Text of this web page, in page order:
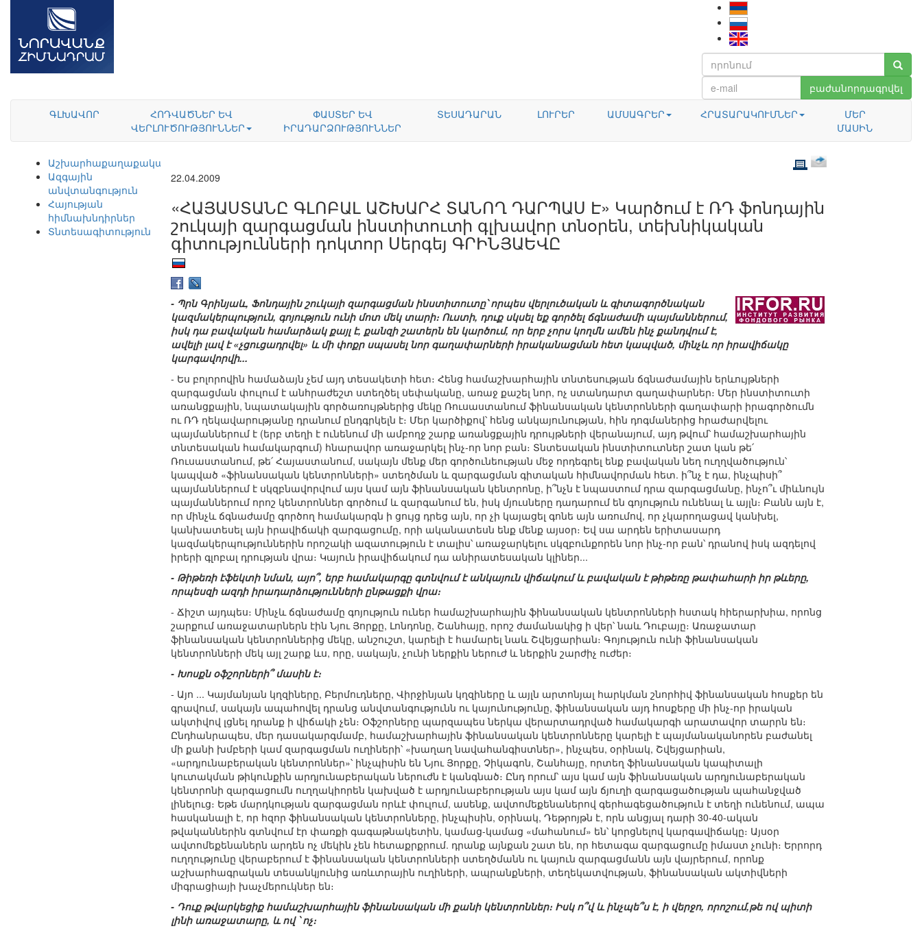
բաժանորդագրվել
ԳԼԽԱՎՈՐ
ՀՈԴՎԱԾՆԵՐ ԵՎ
ՎԵՐԼՈՒԾՈՒԹՅՈՒՆՆԵՐ
ՓԱՍՏԵՐ ԵՎ
ԻՐԱԴԱՐՁՈՒԹՅՈՒՆՆԵՐ
ՏԵՍԱԴԱՐԱՆ ԼՈՒՐԵՐ ԱՄՍԱԳՐԵՐ ՀՐԱՏԱՐԱԿՈՒՄՆԵՐ
ՄԵՐ
ՄԱՍԻՆ
Աշխարհաքաղաքականություն
Ազգային
անվտանգություն
Հայության
հիմնախնդիրներ
Տնտեսագիտություն
22.04.2009
«ՀԱՅԱՍՏԱՆԸ ԳԼՈԲԱԼ ԱՇԽԱՐՀ ՏԱՆՈՂ ԴԱՐՊԱՍ Է» Կարծում է ՌԴ ֆոնդային
շուկայի զարգացման ինստիտուտի գլխավոր տնօրեն, տեխնիկական
գիտությունների դոկտոր Սերգեյ ԳՐԻՆՅԱԵՎԸ
- Պրն Գրինյաև, Ֆոնդային շուկայի զարգացման ինստիտուտը՝ որպես վերլուծական և գիտագործնական
կազմակերպություն, գոյություն ունի մոտ մեկ տարի։ Ուստի, դուք սկսել եք գործել ճգնաժամի պայմաններում,
իսկ դա բավական համարձակ քայլ է, քանզի շատերն են կարծում, որ երբ չորս կողմն ամեն ինչ քանդվում է,
ավելի լավ է «չցուցադրվել» և մի փոքր սպասել նոր գաղափարների իրականացման հետ կապված, մինչև որ իրավիճակը
կարգավորվի...
- Ես բոլորովին համաձայն չեմ այդ տեսակետի հետ։ Հենց համաշխարհային տնտեսության ճգնաժամային երևույթների
զարգացման փուլում է անհրաժեշտ ստեղծել սեփականը, առաջ քաշել նոր, ոչ ստանդարտ գաղափարներ։ Մեր ինստիտուտի
առանցքային, նպատակային գործառույթներից մեկը Ռուսաստանում ֆինանսական կենտրոնների գաղափարի իրագործումն
ու ՌԴ ղեկավարությանը դրանում ընդգրկելն է։ Մեր կարծիքով՝ հենց անկայունության, հին դոգմաներից հրաժարվելու
պայմաններում է (երբ տեղի է ունենում մի ամբողջ շարք առանցքային դրույթների վերանայում, այդ թվում՝ համաշխարհային
տնտեսական համակարգում) հնարավոր առաջարկել ինչ-որ նոր բան։ Տնտեսական ինստիտուտներ շատ կան թե՛
Ռուսաստանում, թե՛ Հայաստանում, սակայն մենք մեր գործունեության մեջ որդեգրել ենք բավական նեղ ուղղվածություն՝
կապված «ֆինանսական կենտրոնների» ստեղծման և զարգացման գիտական հիմնավորման հետ. ի՞նչ է դա, ինչպիսի՞
պայմաններում է սկզբնավորվում այս կամ այն ֆինանսական կենտրոնը, ի՞նչն է նպաստում դրա զարգացմանը, ինչո՞ւ միևնույն
պայմաններում որոշ կենտրոններ գործում և զարգանում են, իսկ մյուսները դադարում են գոյություն ունենալ և այլն։ Բանն այն է,
որ մինչև ճգնաժամը գործող համակարգն ի ցույց դրեց այն, որ չի կայացել գոնե այն առումով, որ չկարողացավ կանխել,
կանխատեսել այն իրավիճակի զարգացումը, որի ականատեսն ենք մենք այսօր։ Եվ սա արդեն երիտասարդ
կազմակերպություններին որոշակի ազատություն է տալիս՝ առաջարկելու սկզբունքորեն նոր ինչ-որ բան՝ դրանով իսկ ազդելով
իրերի գլոբալ դրության վրա։ Կայուն իրավիճակում դա անիրատեսական կլիներ...
- Թիթեռի էֆեկտի նման, այո՞, երբ համակարգը գտնվում է անկայուն վիճակում և բավական է թիթեռը թափահարի իր թևերը,
որպեսզի ազդի իրադարձությունների ընթացքի վրա։
- Ճիշտ այդպես։ Մինչև ճգնաժամը գոյություն ուներ համաշխարհային ֆինանսական կենտրոնների հստակ հիերարխիա, որոնց
շարքում առաջատարներն էին Նյու Յորքը, Լոնդոնը, Շանհայը, որոշ ժամանակից ի վեր՝ նաև Դուբայը։ Առաջատար
ֆինանսական կենտրոններից մեկը, անշուշտ, կարելի է համարել նաև Շվեյցարիան։ Գոյություն ունի ֆինանսական
կենտրոնների մեկ այլ շարք ևս, որը, սակայն, չունի ներքին ներուժ և ներքին շարժիչ ուժեր։
- Խոսքն օֆշորների՞ մասին է։
- Այո ... Կայմանյան կղզիները, Բերմուդները, Վիրջինյան կղզիները և այլն արտոնյալ հարկման շնորհիվ ֆինանսական հոսքեր են
գրավում, սակայն ապահովել դրանց անվտանգությունն ու կայունությունը, ֆինանսական այդ հոսքերը մի ինչ-որ իրական
ակտիվով լցնել դրանք ի վիճակի չեն։ Օֆշորները պարզապես ներկա վերարտադրված համակարգի արատավոր տարրն են։
Ընդհանրապես, մեր դասակարգմամբ, համաշխարհային ֆինանսական կենտրոնները կարելի է պայմանականորեն բաժանել
մի քանի խմբերի կամ զարգացման ուղիների՝ «խաղաղ նավահանգիստներ», ինչպես, օրինակ, Շվեյցարիան,
«արդյունաբերական կենտրոններ»՝ ինչպիսին են Նյու Յորքը, Չիկագոն, Շանհայը, որտեղ ֆինանսական կապիտալի
կուտակման թիկունքին արդյունաբերական ներուժն է կանգնած։ Ընդ որում՝ այս կամ այն ֆինանսական արդյունաբերական
կենտրոնի զարգացումն ուղղակիորեն կախված է արդյունաբերության այս կամ այն ճյուղի զարգացածության պահանջված
լինելուց։ Եթե մարդկության զարգացման որևէ փուլում, ասենք, ավտոմեքենաներով գերհագեցածություն է տեղի ունենում, ապա
հասկանալի է, որ հզոր ֆինանսական կենտրոնները, ինչպիսին, օրինակ, Դեթրոյթն է, որն անցյալ դարի 30-40-ական
թվականներին գտնվում էր փառքի գագաթնակետին, կամաց-կամաց «մահանում» են՝ կորցնելով կարգավիճակը։ Այսօր
ավտոմեքենաներն արդեն ոչ մեկին չեն հետաքրքրում. դրանք այնքան շատ են, որ հետագա զարգացումը իմաստ չունի։ Երրորդ
ուղղությունը վերաբերում է ֆինանսական կենտրոնների ստեղծմանն ու կայուն զարգացմանն այն վայրերում, որոնք
աշխարհագրական տեսանկյունից առևտրային ուղիների, ապրանքների, տեղեկատվության, ֆինանսական ակտիվների
միգրացիայի խաչմերուկներ են։
- Դուք թվարկեցիք համաշխարհային ֆինանսական մի քանի կենտրոններ։ Իսկ ո՞վ և ինչպե՞ս է, ի վերջո, որոշում,թե ով պիտի
լինի առաջատարը, և ով ՝ ոչ։